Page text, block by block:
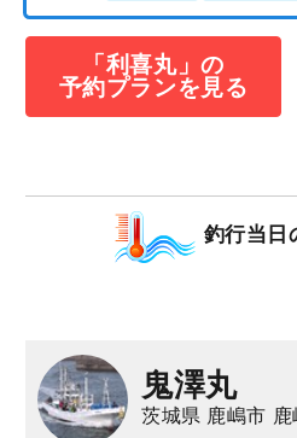
食べて美味し
り！！根魚
1,500ポ
アイナメ ソイ
「利喜丸」の
予約プランを見る
釣行当日
鬼澤丸
茨城県 鹿嶋市 鹿